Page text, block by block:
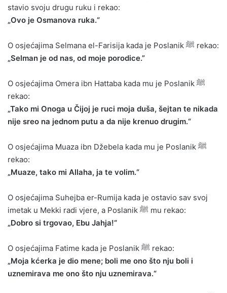
stavio svoju drugu ruku i rekao:
„Ovo je Osmanova ruka.“
O osjećajima Selmana el-Farisija kada je Poslanik ﷺ rekao:
„Selman je od nas, od moje porodice.”
O osjećajima Omera ibn Hattaba kada mu je Poslanik ﷺ
rekao:
„Tako mi Onoga u Čijoj je ruci moja duša, šejtan te nikada
nije sreo na jednom putu a da nije krenuo drugim.“
O osjećajima Muaza ibn Džebela kada mu je Poslanik ﷺ
rekao:
„Muaze, tako mi Allaha, ja te volim.“
O osjećajima Suhejba er-Rumija kada je ostavio sav svoj
imetak u Mekki radi vjere, a Poslanik ﷺ mu rekao:
„Dobro si trgovao, Ebu Jahja!“
O osjećajima Fatime kada je Poslanik ﷺ rekao:
„Moja kćerka je dio mene; boli me ono što nju boli i
uznemirava me ono što nju uznemirava.“